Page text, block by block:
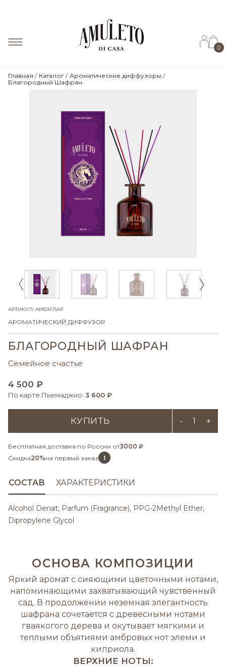
0
Главная Каталог
Ароматические диффузоры
Благородный Шафран
АРТИКУЛ: AMDIF/SAF
АРОМАТИЧЕСКИЙ ДИФФУЗОР
БЛАГОРОДНЫЙ ШАФРАН
Семейное счастье
4 500 ₽
По карте Пьемаджио: 3 600 ₽
КУПИТЬ - +
Бесплатная доставка по России от3000 ₽
Скидка20%на первый заказ !
СОСТАВ ХАРАКТЕРИСТИКИ
Alcohol Denat, Parfum (Fragrance), PPG-2Methyl Ether,
Dipropylene Glycol
ОСНОВА КОМПОЗИЦИИ
Яркий аромат с сияющими цветочными нотами,
напоминающими захватывающий чувственный
сад. В продолжении неземная элегантность
шафрана сочетается с древесными нотами
гваякогого дерева и окутывает мягкими и
теплыми объятиями амбровых нот элеми и
киприола.
ВЕРХНИЕ НОТЫ: